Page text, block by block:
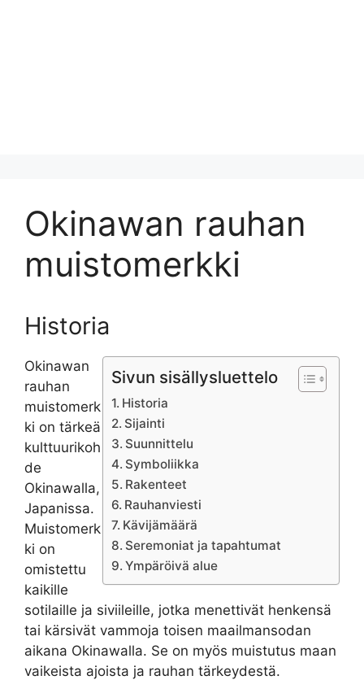
Okinawan rauhan
muistomerkki
Historia
Sivun sisällysluettelo
Historia
Sijainti
Suunnittelu
Symboliikka
Rakenteet
Rauhanviesti
Kävijämäärä
Seremoniat ja tapahtumat
Ympäröivä alue
Okinawan
rauhan
muistomerk
ki on tärkeä
kulttuurikoh
de
Okinawalla,
Japanissa.
Muistomerk
ki on
omistettu
kaikille
sotilaille ja siviileille, jotka menettivät henkensä
tai kärsivät vammoja toisen maailmansodan
aikana Okinawalla. Se on myös muistutus maan
vaikeista ajoista ja rauhan tärkeydestä.